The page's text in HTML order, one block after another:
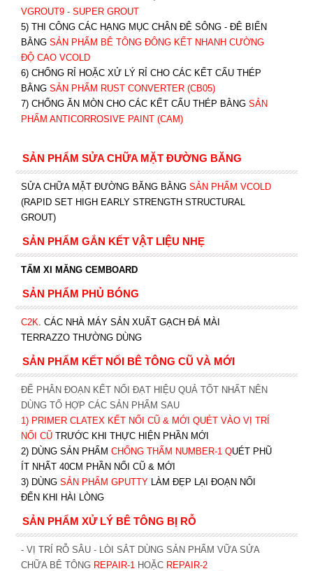
VGROUT9- SUPER GROUT
5) THI CÔNG CÁC HẠNG MỤC CHÂN ĐÊ SÔNG - ĐÊ BIỂN
BẰNG SẢN PHẨM BÊ TÔNG ĐÔNG KẾT NHANH CƯỜNG
ĐỘ CAO VCOLD
6) CHỐNG RỈ HOẶC XỬ LÝ RỈ CHO CÁC KẾT CẤU THÉP
BẰNG SẢN PHẨM RUST CONVERTER (CB05)
7) CHỐNG ĂN MÒN CHO CÁC KẾT CẤU THÉP BẰNG SẢN
PHẨM ANTICORROSIVE PAINT (CAM)
SẢN PHẨM SỬA CHỮA MẶT ĐƯỜNG BĂNG
SỬA CHỮA MẶT ĐƯỜNG BĂNG BẰNG SẢN PHẨM VCOLD
(RAPID SET HIGH EARLY STRENGTH STRUCTURAL
GROUT)
SẢN PHẨM GẮN KẾT VẬT LIỆU NHẸ
TẤM XI MĂNG CEMBOARD
SẢN PHẨM PHỦ BÓNG
C2K. CÁC NHÀ MÁY SẢN XUẤT GẠCH ĐÁ MÀI
TERRAZZO THƯỜNG DÙNG
SẢN PHẨM KẾT NỐI BÊ TÔNG CŨ VÀ MỚI
ĐỂ PHÂN ĐOẠN KẾT NỐI ĐẠT HIỆU QUẢ TỐT NHẤT NÊN
DÙNG TỔ HỢP CÁC SẢN PHẨM SAU
1) PRIMER CLATEX KẾT NỐI CŨ & MỚI QUÉT VÀO VỊ TRÍ
NỐI CŨ TRƯỚC KHI THỰC HIỆN PHẦN MỚI
2) DÙNG SẢN PHẨM CHỐNG THẤM NUMBER-1QUÉT PHŨ
ÍT NHẤT 40CM PHẦN NỐI CŨ & MỚI
3) DÙNG SẢN PHẨM GPUTTY LÀM ĐẸP LẠI ĐOẠN NỐI
ĐẾN KHI HÀI LÒNG
SẢN PHẨM XỬ LÝ BÊ TÔNG BỊ RỖ
- VỊ TRÍ RỖ SÂU - LÒI SẮT DÙNG SẢN PHẨM VỮA SỬA
CHỮA BÊ TÔNG REPAIR-1HOẶC REPAIR-2